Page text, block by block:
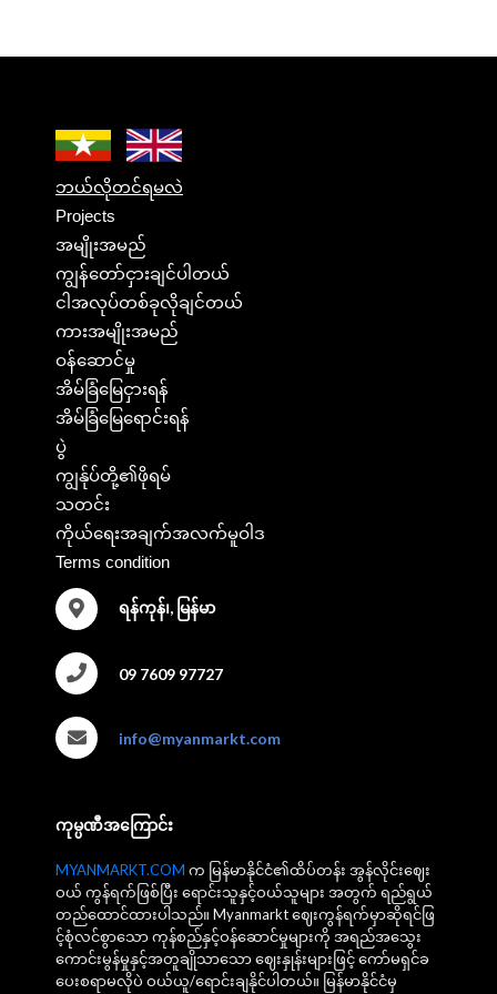
ဘယ်လိုတင်ရမလဲ
Projects
အမျိုးအမည်
ကျွန်တော်ငှားချင်ပါတယ်
ငါအလုပ်တစ်ခုလိုချင်တယ်
ကားအမျိုးအမည်
ဝန်ဆောင်မှု
အိမ်ခြံမြေငှားရန်
အိမ်ခြံမြေရောင်းရန်
ပွဲ
ကျွန်ုပ်တို့၏ဖိုရမ်
သတင်း
ကိုယ်ရေးအချက်အလက်မူဝါဒ
Terms condition
ရန်ကုန်၊, မြန်မာ
09 7609 97727
info@myanmarkt.com
ကုမ္ပဏီအကြောင်း
MYANMARKT.COM က မြန်မာနိုင်ငံ၏ထိပ်တန်း အွန်လိုင်းဈေး
ဝယ် ကွန်ရက်ဖြစ်ပြီး ရောင်းသူနှင့်ဝယ်သူများ အတွက် ရည်ရွယ်
တည်ထောင်ထားပါသည်။ Myanmarkt ဈေးကွန်ရက်မှာဆိုရင်ဖြ
င့်စုံလင်စွာသော ကုန်စည်နှင့်ဝန်ဆောင်မှုများကို အရည်အသွေး
ကောင်းမွန်မှုနှင့်အတူချိုသာသော ဈေးနှုန်းများဖြင့် ကော်မရှင်ခ
ပေးစရာမလိုပဲ ဝယ်ယူ/ရောင်းချနိုင်ပါတယ်။ မြန်မာနိုင်ငံမှ